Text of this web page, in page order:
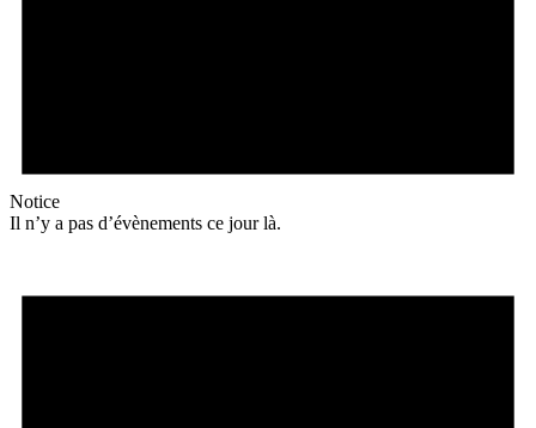
Notice
Il n’y a pas d’évènements ce jour là.